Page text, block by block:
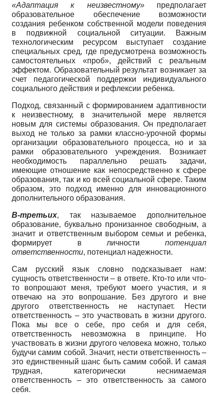
«Адаптация к неизвестному»предполагает
образовательное обеспечение возможности
создания ребенком собственной модели поведения
в подвижной социальной ситуации. Важным
технологическим ресурсом выступает создание
специальных сред, где предусмотрена возможность
самостоятельных «проб», действий с реальным
эффектом. Образовательный результат возникает за
счет педагогической поддержки индивидуального
социального действия и рефлексии ребенка.
Подход, связанный с формированием адаптивности
к неизвестному, в значительной мере является
новым для системы образования. Он предполагает
выход не только за рамки классно-урочной формы
организации образовательного процесса, но и за
рамки образовательного учреждения. Возникает
необходимость параллельно решать задачи,
имеющие отношение как непосредственно к сфере
образования, так и ко всей социальной сфере. Таким
образом, это подход именно для инновационного
дополнительного образования.
В-третьих, так называемое дополнительное
образование, буквально пронизанное свободным, а
значит и ответственным выбором семьи и ребенка,
формирует в личности потенциал
ответственности, потенциал надежности.
Сам русский язык словно подсказывает нам:
сущность ответственности – в ответе. Кто-то или что-
то вопрошают меня, требуют моего участия, и я
отвечаю на это вопрошание. Без другого и вне
другого ответственность не наступает. Нести
ответственность – это участвовать в жизни другого.
Пока мы все о себе, про себя и для себя,
ответственность невозможна в принципе. Но
участвовать в жизни другого человека можно, только
будучи самим собой. Значит, нести ответственность –
это единственный шанс быть самим собой. И самая
трудная, категорически неснимаемая
ответственность – это ответственность за самого
себя.